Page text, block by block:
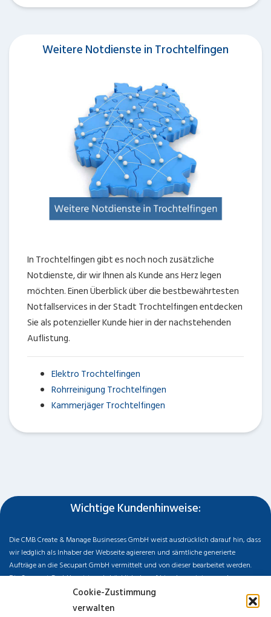
Cookie-Zustimmung
verwalten
Weitere Notdienste in Trochtelfingen
In Trochtelfingen gibt es noch noch zusätzliche
Notdienste, dir wir Ihnen als Kunde ans Herz legen
möchten. Einen Überblick über die bestbewährtesten
Notfallservices in der Stadt Trochtelfingen entdecken
Sie als potenzieller Kunde hier in der nachstehenden
Auflistung.
Elektro Trochtelfingen
Rohrreinigung Trochtelfingen
Kammerjäger Trochtelfingen
Wichtige Kundenhinweise:
Die CMB Create & Manage Businesses GmbH weist ausdrücklich darauf hin, dass
wir ledglich als Inhaber der Webseite agiereren und sämtliche generierte
Aufträge an die Secupart GmbH vermittelt und von dieser bearbeitet werden.
Die Secupart GmbH weist nachdrücklich darauf hin, dass wir in manchen
Ortschaften keine Zweigstelle haben, sondern die gewünschten Services als
mobiler Dienstleister zu unserem fairen Ortstarif bieten. Neben eigenen